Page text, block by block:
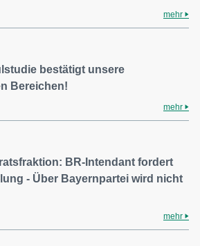
mehr
bestätigt unsere
Bereichen!
mehr
BR-Intendant fordert
- Über Bayernpartei wird nicht
mehr